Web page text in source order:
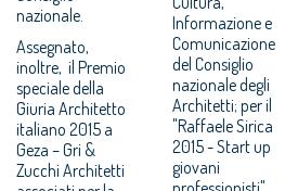
nazionale.
Assegnato,
inoltre, il Premio
speciale della
Giuria Architetto
italiano 2015 a
Geza – Gri &
Zucchi Architetti
Informazione e
Comunicazione
del Consiglio
nazionale degli
Architetti; per il
"Raffaele Sirica
2015 - Start up
giovani